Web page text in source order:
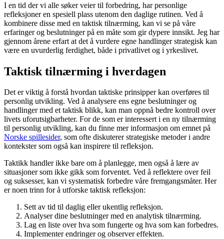
I en tid der vi alle søker veier til forbedring, har personlige
refleksjoner en spesiell plass utenom den daglige rutinen. Ved å
kombinere disse med en taktisk tilnærming, kan vi se på våre
erfaringer og beslutninger på en måte som gir dypere innsikt. Jeg har
gjennom årene erfart at det å vurdere egne handlinger strategisk kan
være en uvurderlig ferdighet, både i privatlivet og i yrkeslivet.
Taktisk tilnærming i hverdagen
Det er viktig å forstå hvordan taktiske prinsipper kan overføres til
personlig utvikling. Ved å analysere ens egne beslutninger og
handlinger med et taktisk blikk, kan man oppnå bedre kontroll over
livets uforutsigbarheter. For de som er interessert i en ny tilnærming
til personlig utvikling, kan du finne mer informasjon om emnet på
Norske spillesider, som ofte diskuterer strategiske metoder i andre
kontekster som også kan inspirere til refleksjon.
Taktikk handler ikke bare om å planlegge, men også å lære av
situasjoner som ikke gikk som forventet. Ved å reflektere over feil
og suksesser, kan vi systematisk forbedre våre fremgangsmåter. Her
er noen trinn for å utforske taktisk refleksjon:
Sett av tid til daglig eller ukentlig refleksjon.
Analyser dine beslutninger med en analytisk tilnærming.
Lag en liste over hva som fungerte og hva som kan forbedres.
Implementer endringer og observer effekten.